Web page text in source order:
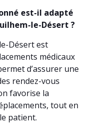
est-il adapté
le-Désert ?
Désert est
médicaux
d’assurer une
rendez-vous
favorise la
tout en
patient.